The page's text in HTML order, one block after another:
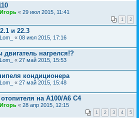
Игорь « 29 июл 2015, 11:41
1 2
и 22.3
Lom_ « 08 июл 2015, 17:16
нагрелся!?
Lom_ « 27 май 2015, 15:53
кондиционера
Lom_ « 27 май 2015, 15:48
на А100/A6 С4
Игорь « 28 апр 2015, 12:15
1 2 3 4 5